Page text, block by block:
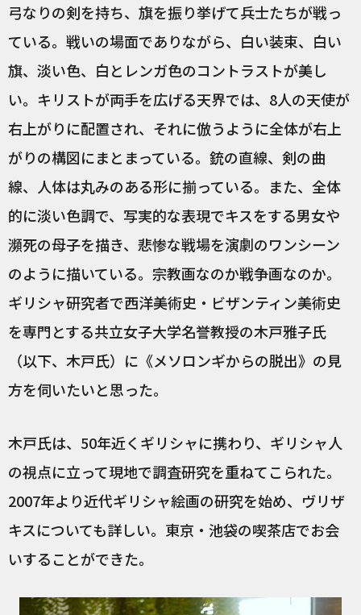
弓なりの剣を持ち、旗を振り挙げて兵士たちが戦っ
ている。戦いの場面でありながら、白い装束、白い
旗、淡い色、白とレンガ色のコントラストが美し
い。キリストが両手を広げる天界では、8人の天使が
右上がりに配置され、それに倣うように全体が右上
がりの構図にまとまっている。銃の直線、剣の曲
線、人体は丸みのある形に揃っている。また、全体
的に淡い色調で、写実的な表現でキスをする男女や
瀕死の母子を描き、悲惨な戦場を演劇のワンシーン
のように描いている。宗教画なのか戦争画なのか。
ギリシャ研究者で西洋美術史・ビザンティン美術史
を専門とする共立女子大学名誉教授の木戸雅子氏
（以下、木戸氏）に《メソロンギからの脱出》の見
方を伺いたいと思った。
木戸氏は、50年近くギリシャに携わり、ギリシャ人
の視点に立って現地で調査研究を重ねてこられた。
2007年より近代ギリシャ絵画の研究を始め、ヴリザ
キスについても詳しい。東京・池袋の喫茶店でお会
いすることができた。